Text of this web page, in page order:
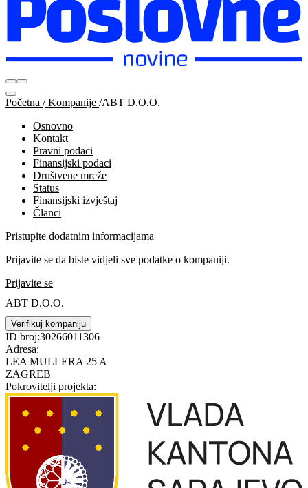
Početna /Kompanije /ABT D.O.O.
Osnovno
Kontakt
Pravni podaci
Finansijski podaci
Društvene mreže
Status
Finansijski izvještaj
Članci
Pristupite dodatnim informacijama
Prijavite se da biste vidjeli sve podatke o kompaniji.
Prijavite se
ABT D.O.O.
Verifikuj kompaniju
ID broj:30266011306
Adresa:
LEA MULLERA 25 A
ZAGREB
Pokrovitelji projekta: